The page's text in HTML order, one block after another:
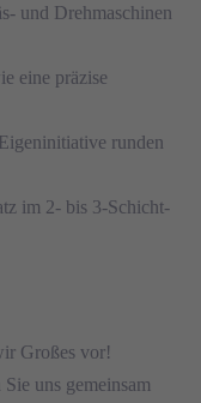
und Drehmaschinen
eine präzise
runden
im 2- bis 3-Schicht-
Großes vor!
uns gemeinsam